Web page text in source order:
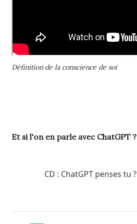
Définition de la conscience de soi
Et si l'on en parle avec ChatGPT ?
CD : ChatGPT penses tu ?